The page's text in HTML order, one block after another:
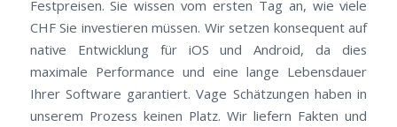
Festpreisen. Sie wissen vom ersten Tag an, wie viele
CHF Sie investieren müssen. Wir setzen konsequent auf
native Entwicklung für iOS und Android, da dies
maximale Performance und eine lange Lebensdauer
Ihrer Software garantiert. Vage Schätzungen haben in
unserem Prozess keinen Platz. Wir liefern Fakten und